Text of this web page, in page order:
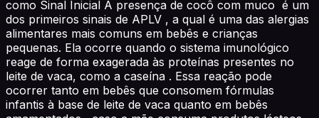
como Sinal Inicial A presença de cocô com muco é um
dos primeiros sinais de APLV , a qual é uma das alergias
alimentares mais comuns em bebês e crianças
pequenas. Ela ocorre quando o sistema imunológico
reage de forma exagerada às proteínas presentes no
leite de vaca, como a caseína . Essa reação pode
ocorrer tanto em bebês que consomem fórmulas
infantis à base de leite de vaca quanto em bebês